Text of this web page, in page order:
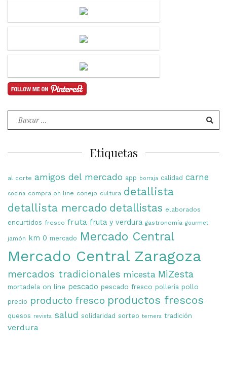
Buscar
Etiquetas
al corte amigos del mercado app borraja calidad carne
cocina compra on line conejo cultura detallista
detallista mercado detallistas elaborados
encurtidos fresco fruta fruta y verdura gastronomía gourmet
jamón km 0 mercado Mercado Central
Mercado Central Zaragoza
mercados tradicionales micesta MiZesta
mortadela on line pescado pescado fresco pollería pollo
precio producto fresco productos frescos
quesos revista salud solidaridad sorteo ternera tradición
verdura